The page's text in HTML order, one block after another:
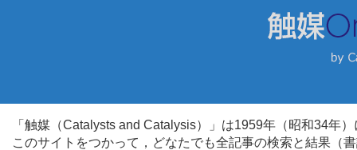
「触媒（Catalysts and Catalysis）」は1959年（昭和34年
このサイトをつかって，どなたでも全記事の検索と結果（